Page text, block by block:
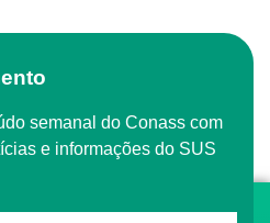
e informações do SUS